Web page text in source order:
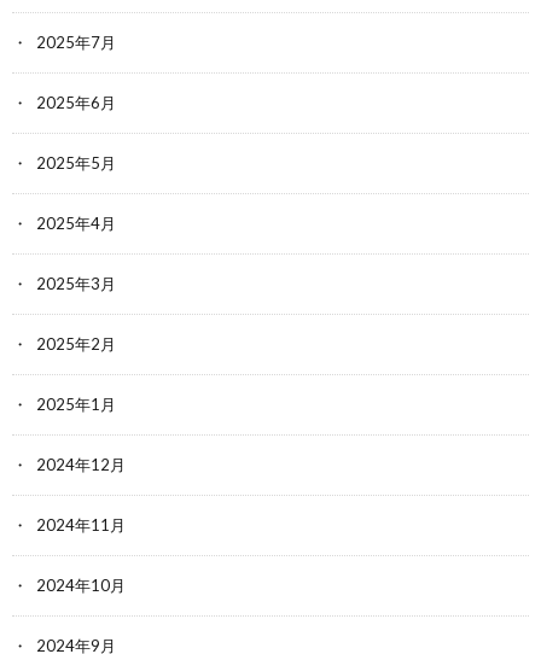
2025年7月
2025年6月
2025年5月
2025年4月
2025年3月
2025年2月
2025年1月
2024年12月
2024年11月
2024年10月
2024年9月